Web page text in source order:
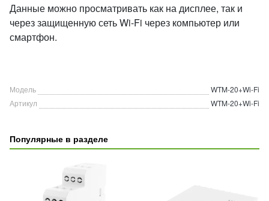
Данные можно просматривать как на дисплее, так и
через защищенную сеть Wi-Fi через компьютер или
смартфон.
Модель
WTM-20+Wi-Fi
Артикул
WTM-20+Wi-Fi
Популярные в разделе